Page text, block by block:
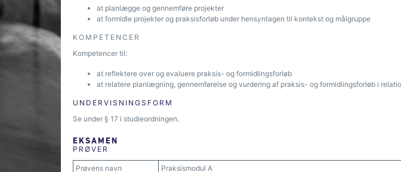
at planlægge og gennemføre projekter
at formidle projekter og praksisforløb under hensyntagen til kontekst og målgruppe
KOMPETENCER
Kompetencer til:
at reflektere over og evaluere praksis- og formidlingsforløb
at relatere planlægning, gennemførelse og vurdering af praksis- og formidlingsforløb i
UNDERVISNINGSFORM
Se under § 17 i studieordningen.
EKSAMEN
PRØVER
Prøvens navn Praksismodul A